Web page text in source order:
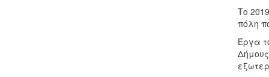
Το
πόλη
Έργα